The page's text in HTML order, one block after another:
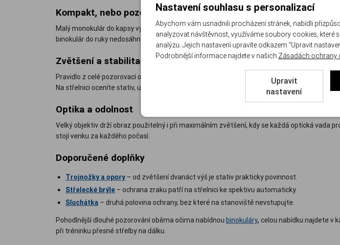
Kompakt, nebo pozorovací zoom
Malý monokulár do kapsy vyhraje skladností, obraz ale udržíte v ruce jen při nižším
binokulár do ruky nedosáhne, počítá ovšem s oporou.
Zvětšení a stabilita
Pravidlo z celé pozorovací optiky platí i tady: nad desetinásobné zvětšení se obraz z ruky
Na střelnici oceníte stativ, u kterého monokulár zůstane namířený na terč celé odpoledne.
Optika a odolnost
Velký objektiv drží obraz použitelný i při maximálním zvětšení, kdy se každá optická vada
stojí venku za každého počasí.
Doporučené doplňky
Trojnožky a opory – od zvětšení dvanáct výš je stativ prakticky povinnost.
Střelecké brýle – ochrana zraku patří na střelnici ke spektivu automaticky.
Sluchátka – druhá polovina ochrany, bez které na stanoviště nevstupujte.
Pohodlnější dlouhé pozorování oběma očima nabídnou binokuláry, celou nabídku najdete v
při tréninku přesné střelby na dálku.
Nastavení souhlasu s personalizací
Abychom vám usnadnili procházení stránek, nabídli
analyzovat návštěvnost, využíváme soubory cookies, které
analýzu. Jejich nastavení upravíte odkazem "Upravit
Podrobnější informace najdete v našich Zásadách ochrany
Upravit
nastavení